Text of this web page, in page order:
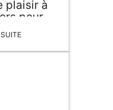
plaisir à
pour
votre
nos
pour